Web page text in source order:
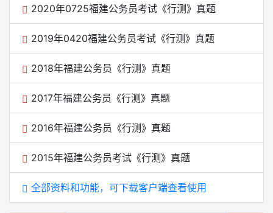
2020年0725福建公务员考试《行测》真题
2019年0420福建公务员考试《行测》真题
2018年福建公务员《行测》真题
2017年福建公务员《行测》真题
2016年福建公务员《行测》真题
2015年福建公务员考试《行测》真题
全部资料和功能，可下载客户端查看使用